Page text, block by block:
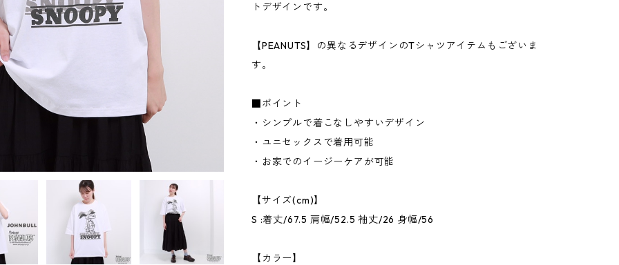
トデザインです。
【PEANUTS】の異なるデザインのTシャツアイテムもございま
す。
■ポイント
・シンプルで着こなしやすいデザイン
・ユニセックスで着用可能
・お家でのイージーケアが可能
【サイズ(cm)】
S :着丈/67.5 肩幅/52.5 袖丈/26 身幅/56
【カラー】